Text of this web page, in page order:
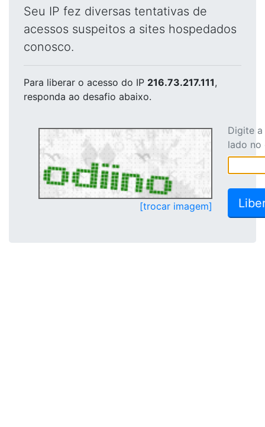
Seu IP fez diversas tentativas de
acessos suspeitos a sites hospedados
conosco.
Para liberar o acesso do IP 216.73.217.111,
responda ao desafio abaixo.
[trocar imagem]
Digite
lado no